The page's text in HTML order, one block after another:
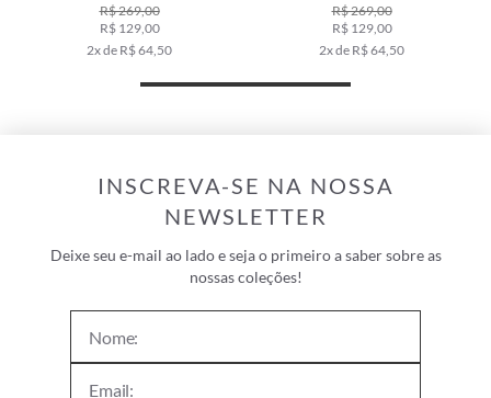
R$ 269,00
R$ 129,00
2x de R$ 64,50
R$ 269,00
R$ 129,00
2x de R$ 64,50
INSCREVA-SE NA NOSSA
NEWSLETTER
Deixe seu e-mail ao lado e seja o primeiro a saber sobre as
nossas coleções!